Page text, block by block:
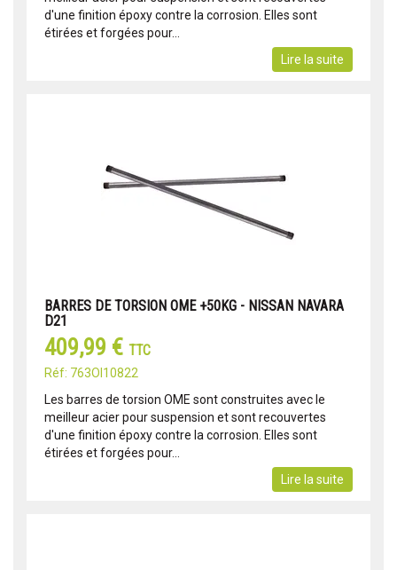
d'une finition époxy contre la corrosion. Elles sont
étirées et forgées pour...
Lire la suite
BARRES DE TORSION OME +50KG - NISSAN NAVARA
D21
409,99 € TTC
Réf: 763OI10822
Les barres de torsion OME sont construites avec le
meilleur acier pour suspension et sont recouvertes
d'une finition époxy contre la corrosion. Elles sont
étirées et forgées pour...
Lire la suite